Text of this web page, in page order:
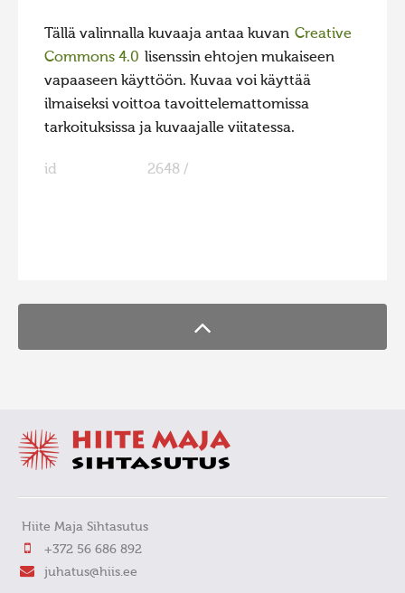
Tällä valinnalla kuvaaja antaa kuvan Creative
Commons 4.0 lisenssin ehtojen mukaiseen
vapaaseen käyttöön. Kuvaa voi käyttää
ilmaiseksi voittoa tavoittelemattomissa
tarkoituksissa ja kuvaajalle viitatessa.
id 2648 /
Hiite Maja Sihtasutus
+372 56 686 892
juhatus@hiis.ee